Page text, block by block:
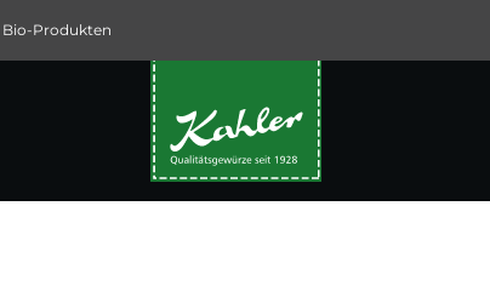
Bio-Produkten